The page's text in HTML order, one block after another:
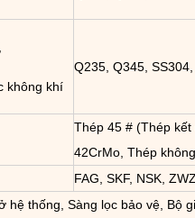
không khí
Q235, Q345, SS304,
Thép 45 # (Thép kết
42CrMo, Thép không
FAG, SKF, NSK, ZWZ
hệ thống, Sàng lọc bảo vệ, Bộ